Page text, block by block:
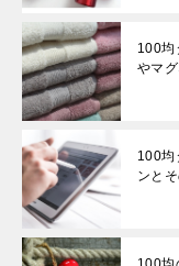
100均
やマ
100均
ンと